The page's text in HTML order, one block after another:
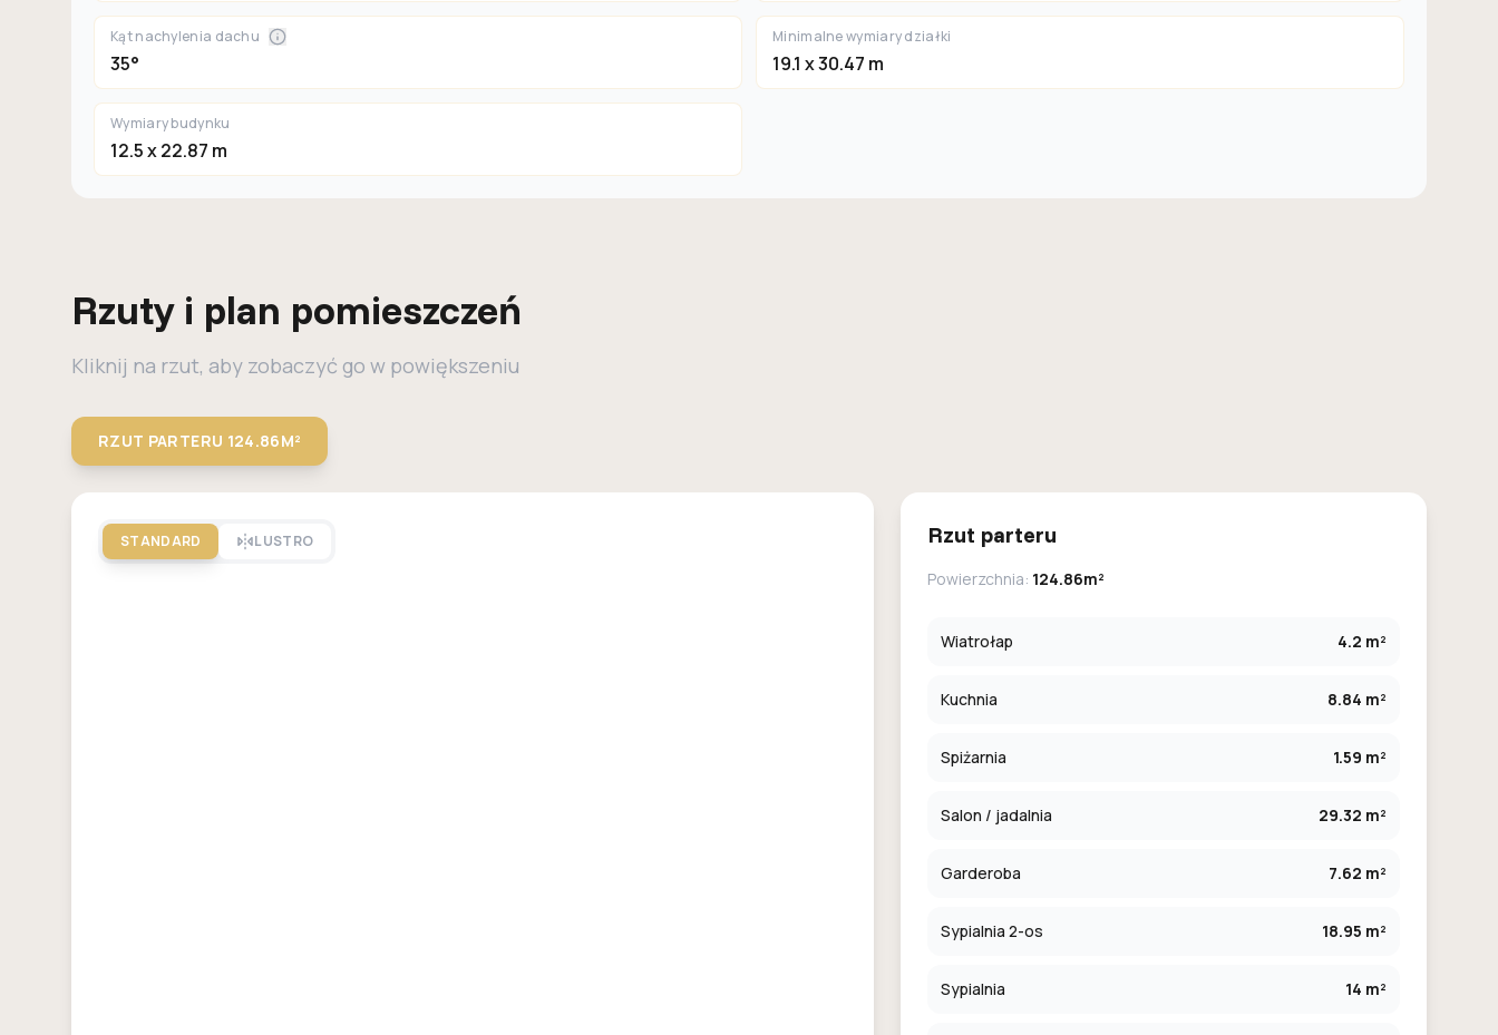
Kąt nachylenia dachu
35°
Minimalne wymiary działki
19.1 x 30.47 m
Wymiary budynku
12.5 x 22.87 m
Rzuty i plan pomieszczeń
Kliknij na rzut, aby zobaczyć go w powiększeniu
RZUT PARTERU 124.86M²
STANDARD LUSTRO Rzut parteru
Powierzchnia: 124.86m²
Wiatrołap 4.2 m²
Kuchnia 8.84 m²
Spiżarnia 1.59 m²
Salon / jadalnia 29.32 m²
Garderoba 7.62 m²
Sypialnia 2-os 18.95 m²
Sypialnia 14 m²